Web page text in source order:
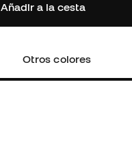
Añadir a la cesta
Otros colores